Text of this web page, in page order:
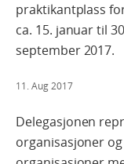
praktikantplass
ca. 15. januar til
september 2017.
11. Aug 2017
Delegasjonen
organisasjoner